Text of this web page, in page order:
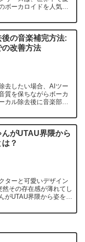
ボーカロイドを人気順
の音楽補完方法:
の改善方法
去したい場合、AIツー
質を保ちながらボーカ
カル除去後に音楽部分
がUTAU界隈から
？
ターと可愛いデザイン
その存在感が薄れてし
がUTAU界隈から姿を消